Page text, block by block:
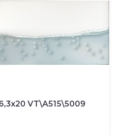
VT\A515\5009